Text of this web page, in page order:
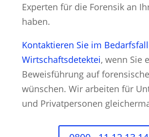
Experten für die Forensik an
haben.
Kontaktieren Sie im
Wirtschaftsdetektei, wenn Sie
Beweisführung auf
wünschen. Wir arbeiten für
und Privatpersonen